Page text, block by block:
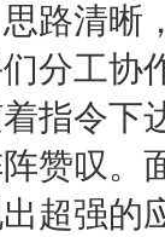
路清晰
分工协
指令下
赞叹。
超强的